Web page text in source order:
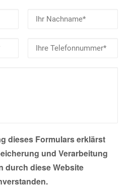
dieses Formulars erklärst
und Verarbeitung
durch diese Website